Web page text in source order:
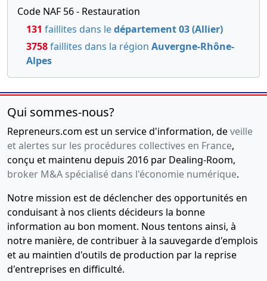
Code NAF 56 - Restauration
131 faillites dans ledépartement 03 (Allier)
3758faillites dans la région Auvergne-Rhône-
Alpes
Qui sommes-nous?
Repreneurs.com est un service d'information, deveille
et alertes sur les procédures collectives en France,
conçu et maintenu depuis 2016 par Dealing-Room,
broker M&A spécialisé dans l'économie numérique.
Notre mission est de déclencher des opportunités en
conduisant à nos clients décideurs la bonne
information au bon moment. Nous tentons ainsi, à
notre manière, de contribuer à la sauvegarde d'emplois
et au maintien d'outils de production par la reprise
d'entreprises en difficulté.